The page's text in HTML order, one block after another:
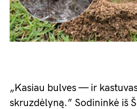
„Kasiau bulves — ir
skruzdėlyną.” Sodininkė iš